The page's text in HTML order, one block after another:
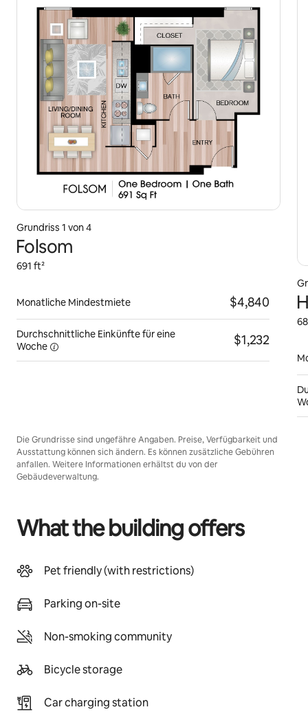
Grundriss 1 von 4
Folsom
691 ft²
Monatliche Mindestmiete $4,840
Durchschnittliche Einkünfte für eine
Woche
$1,232
Die Grundrisse sind ungefähre Angaben. Preise, Verfügbarkeit und
Ausstattung können sich ändern. Es können zusätzliche Gebühren
anfallen. Weitere Informationen erhältst du von der
Gebäudeverwaltung.
What the building offers
Pet friendly (with restrictions)
Parking on-site
Non-smoking community
Bicycle storage
Car charging station